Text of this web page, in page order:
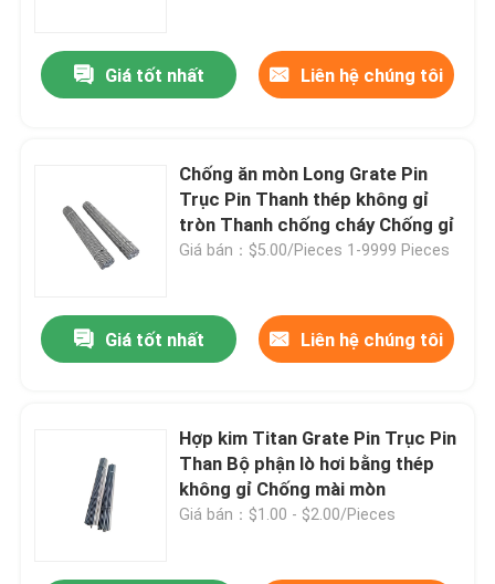
Giá tốt nhất Liên hệ chúng tôi
Chống ăn mòn Long Grate Pin
Trục Pin Thanh thép không gỉ
tròn Thanh chống cháy Chống gỉ
Giá bán：$5.00/Pieces 1-9999 Pieces
Giá tốt nhất Liên hệ chúng tôi
Hợp kim Titan Grate Pin Trục Pin
Than Bộ phận lò hơi bằng thép
không gỉ Chống mài mòn
Giá bán：$1.00 - $2.00/Pieces